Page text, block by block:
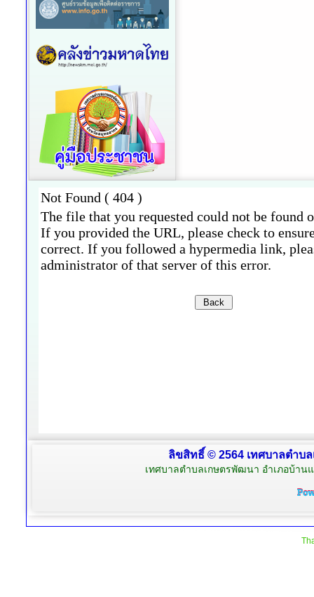
ลิขสิทธิ์ © 2564 เทศบาลตำบ
เทศบาลตำบลเกษตรพัฒนา อำเภอบ้าน